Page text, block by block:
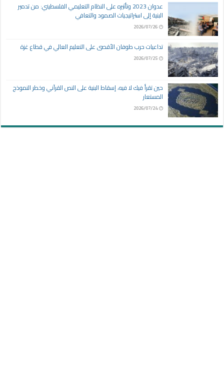
عدوان 2023 وتأثيره على النظام التعليمي الفلسطيني: من تدمير
البنية إلى استراتيجيات الصمود والتعافي
2026/07/26
تداعيات حرب طوفان الأقصى على التعليم العالي في قطاع غزة
2026/07/25
حين تقرأ فيك لا فيه، إسقاط البنية على النص القرآني وخطر النموذج
المستعار
2026/07/24